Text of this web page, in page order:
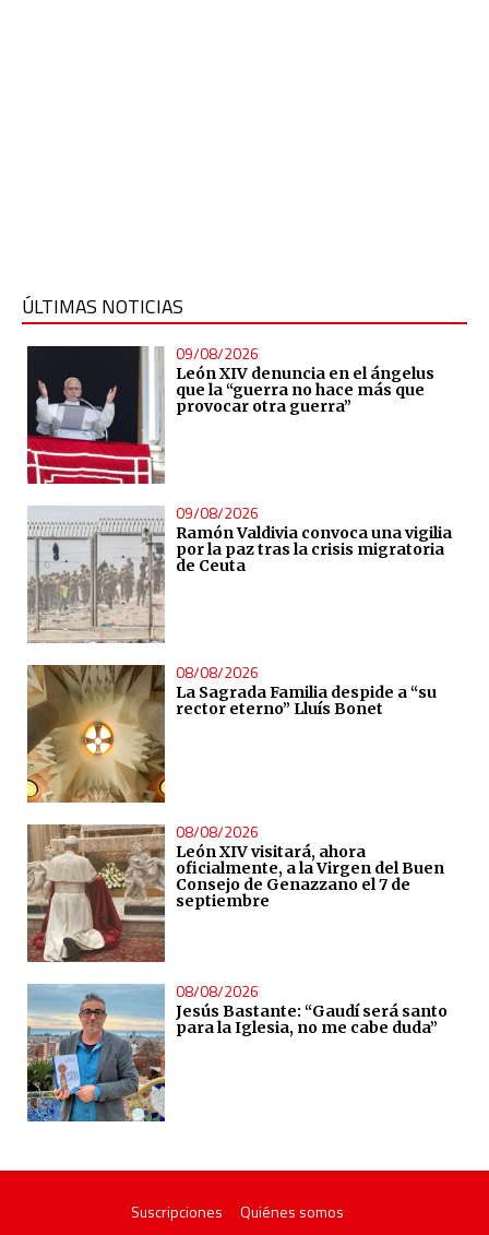
ÚLTIMAS NOTICIAS
09/08/2026
León XIV denuncia en el ángelus
que la “guerra no hace más que
provocar otra guerra”
09/08/2026
Ramón Valdivia convoca una vigilia
por la paz tras la crisis migratoria
de Ceuta
08/08/2026
La Sagrada Familia despide a “su
rector eterno” Lluís Bonet
08/08/2026
León XIV visitará, ahora
oficialmente, a la Virgen del Buen
Consejo de Genazzano el 7 de
septiembre
08/08/2026
Jesús Bastante: “Gaudí será santo
para la Iglesia, no me cabe duda”
Suscripciones Quiénes somos